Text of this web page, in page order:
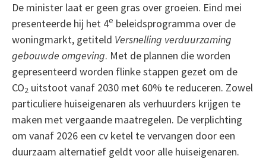
De minister laat er geen gras over groeien. Eind mei
presenteerde hij het 4e beleidsprogramma over de
woningmarkt, getiteld Versnelling verduurzaming
gebouwde omgeving. Met de plannen die worden
gepresenteerd worden flinke stappen gezet om de
CO2 uitstoot vanaf 2030 met 60% te reduceren. Zowel
particuliere huiseigenaren als verhuurders krijgen te
maken met vergaande maatregelen. De verplichting
om vanaf 2026 een cv ketel te vervangen door een
duurzaam alternatief geldt voor alle huiseigenaren.